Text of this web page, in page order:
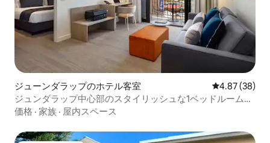
ジューンダラップのホテル客室 レビュー38
4.87 (38)
ジュンダラップ中心部のスタイリッシュな1ベッドルームア
パート
価格 · 家族 · 屋内スペース